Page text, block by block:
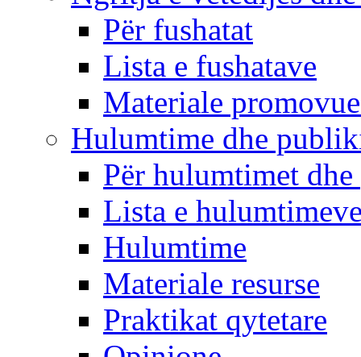
Për fushatat
Lista e fushatave
Materiale
Hulumtime dhe
Për hulumtimet
Lista e
Hulumtime
Materiale resurse
Praktikat qytetare